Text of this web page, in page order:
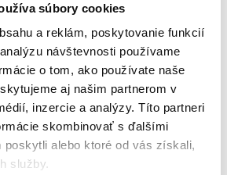
súbory cookies
a reklám, poskytovanie funkcií
návštevnosti používame
o tom, ako používate naše
aj našim partnerom v
inzercie a analýzy. Títo partneri
skombinovať s ďalšími
poskytli alebo ktoré od vás získali,
služby.
GT II
257,95 € s DPH
PIRELLI PNEUMATIKA ANGEL GT II
190/55 ZR 17 M/C (75W) TL (A)
REAR
Na objednávku